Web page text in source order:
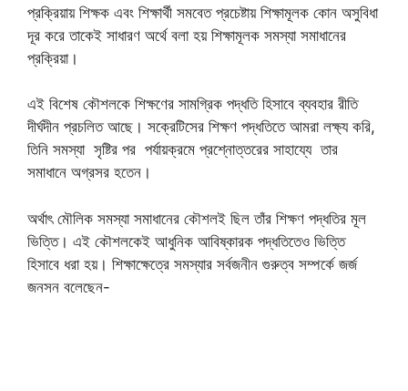
প্রক্রিয়ায় শিক্ষক এবং শিক্ষার্থী সমবেত প্রচেষ্টায় শিক্ষামূলক কোন অসুবিধা
দূর করে তাকেই সাধারণ অর্থে বলা হয় শিক্ষামূলক সমস্যা সমাধানের
প্রক্রিয়া।
এই বিশেষ কৌশলকে শিক্ষণের সামগ্রিক পদ্ধতি হিসাবে ব্যবহার রীতি
দীর্ঘদীন প্রচলিত আছে। সক্রেটিসের শিক্ষণ পদ্ধতিতে আমরা লক্ষ্য করি,
তিনি সমস্যা সৃষ্টির পর পর্যায়ক্রমে প্রশ্নোত্তরের সাহায্যে তার
সমাধানে অগ্রসর হতেন।
অর্থাৎ মৌলিক সমস্যা সমাধানের কৌশলই ছিল তাঁর শিক্ষণ পদ্ধতির মূল
ভিত্তি। এই কৌশলকেই আধুনিক আবিষ্কারক পদ্ধতিতেও ভিত্তি
হিসাবে ধরা হয়। শিক্ষাক্ষেত্রে সমস্যার সর্বজনীন গুরুত্ব সম্পর্কে জর্জ
জনসন বলেছেন-